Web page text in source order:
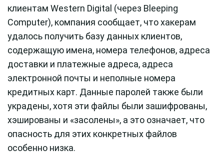
клиентам Western Digital (через Bleeping
Computer), компания сообщает, что хакерам
удалось получить базу данных клиентов,
содержащую имена, номера телефонов, адреса
доставки и платежные адреса, адреса
электронной почты и неполные номера
кредитных карт. Данные паролей также были
украдены, хотя эти файлы были зашифрованы,
хэшированы и «засолены», а это означает, что
опасность для этих конкретных файлов
особенно низка.